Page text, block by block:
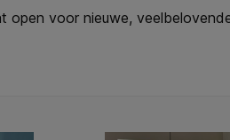
open voor nieuwe,